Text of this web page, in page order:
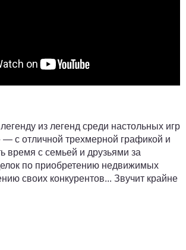
из легенд среди настольных игр
— с отличной трехмерной графикой и
время с семьей и друзьями за
по приобретению недвижимых
своих конкурентов... Звучит крайне